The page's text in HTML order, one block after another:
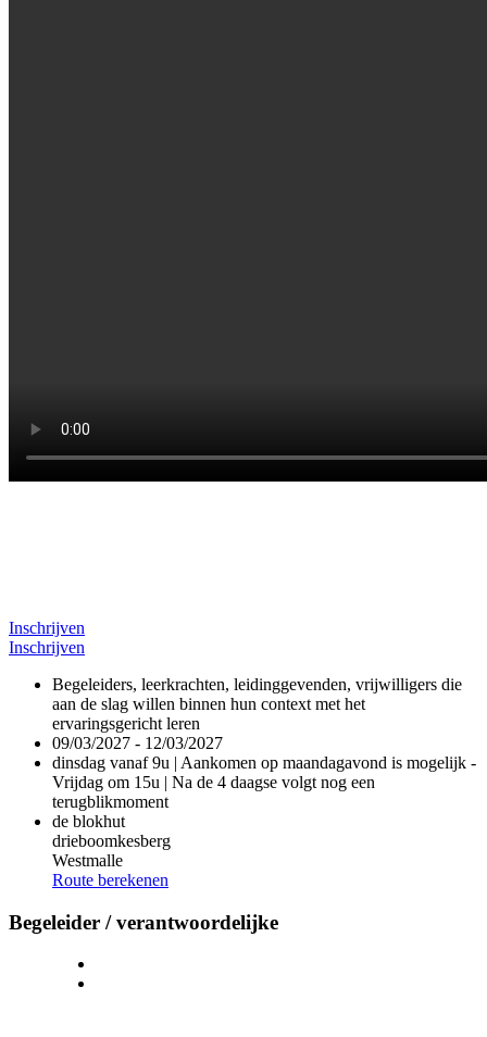
Inschrijven
Inschrijven
Begeleiders, leerkrachten, leidinggevenden, vrijwilligers die
aan de slag willen binnen hun context met het
ervaringsgericht leren
09/03/2027 - 12/03/2027
dinsdag vanaf 9u | Aankomen op maandagavond is mogelijk -
Vrijdag om 15u | Na de 4 daagse volgt nog een
terugblikmoment
de blokhut
drieboomkesberg
Westmalle
Route berekenen
Begeleider / verantwoordelijke